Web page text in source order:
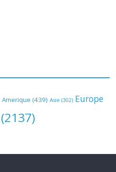
Amerique (439) Asie (302) Europe
(2137)